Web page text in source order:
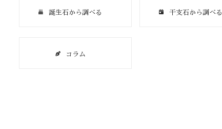
誕生石から調べる 干支石から調べる
コラム